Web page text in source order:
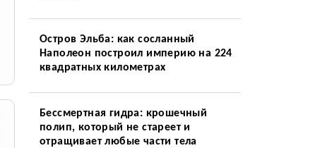
Остров Эльба: как сосланный
Наполеон построил империю на 224
квадратных километрах
Бессмертная гидра: крошечный
полип, который не стареет и
отращивает любые части тела